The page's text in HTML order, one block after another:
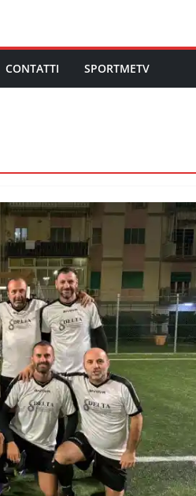
CONTATTI SPORTMETV